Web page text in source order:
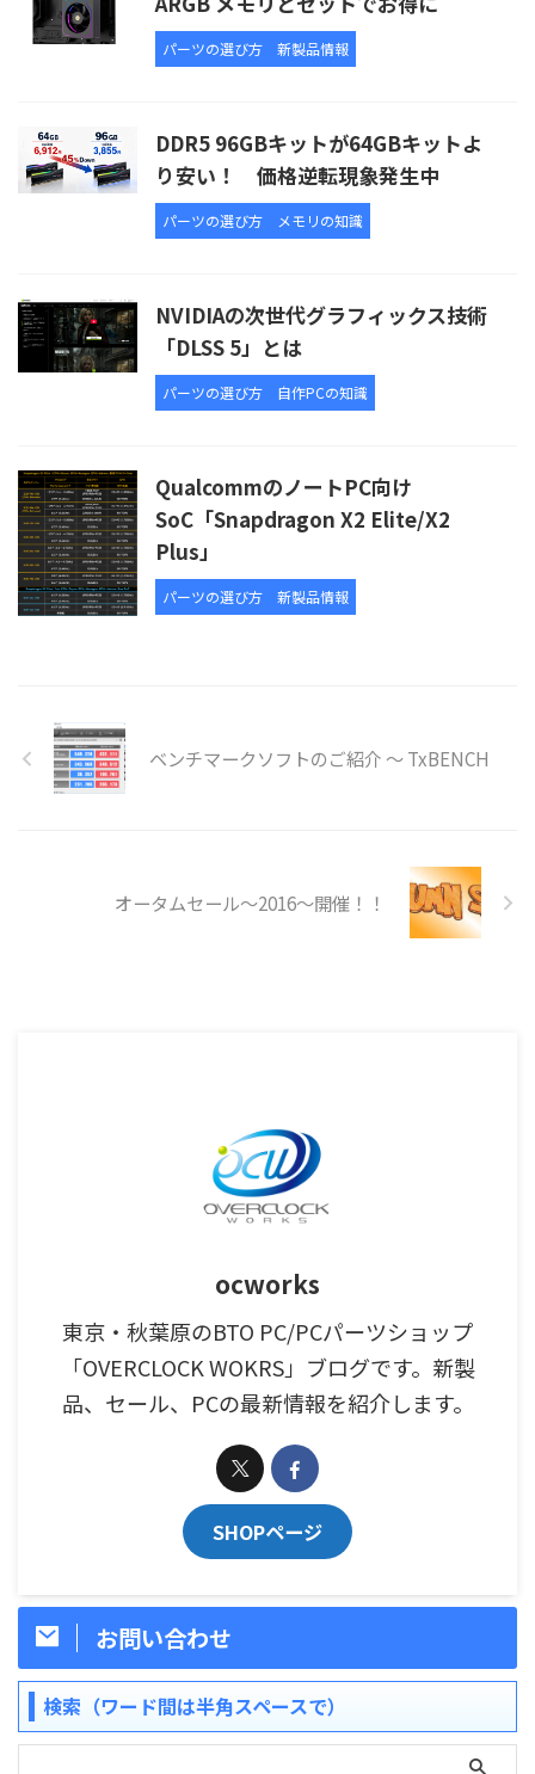
パーツの選び方 新製品情報
DDR5 96GBキットが64GBキットよ
り安い！ 価格逆転現象発生中
パーツの選び方 メモリの知識
NVIDIAの次世代グラフィックス技術
「DLSS 5」とは
パーツの選び方 自作PCの知識
QualcommのノートPC向け
SoC「Snapdragon X2 Elite/X2
Plus」
パーツの選び方 新製品情報
ベンチマークソフトのご紹介 ～ TxBENCH
オータムセール～2016～開催！！
ocworks
東京・秋葉原のBTO PC/PCパーツショップ
「OVERCLOCK WOKRS」ブログです。新製
品、セール、PCの最新情報を紹介します。
SHOPページ
お問い合わせ
検索（ワード間は半角スペースで）